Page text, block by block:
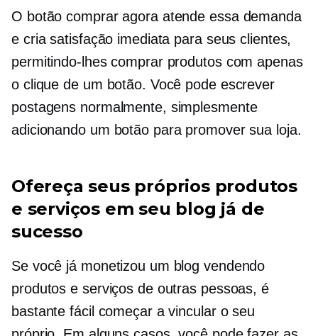
O botão comprar agora atende essa demanda
e cria satisfação imediata para seus clientes,
permitindo-lhes comprar produtos com apenas
o clique de um botão. Você pode escrever
postagens normalmente, simplesmente
adicionando um botão para promover sua loja.
Ofereça seus próprios produtos
e serviços em seu blog já de
sucesso
Se você já monetizou um blog vendendo
produtos e serviços de outras pessoas, é
bastante fácil começar a vincular o seu